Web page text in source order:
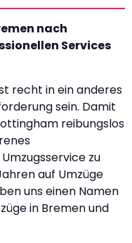
nach
Services
recht in ein anderes
sein. Damit
reibungslos
zu
auf Umzüge
uns einen Namen
in Bremen und